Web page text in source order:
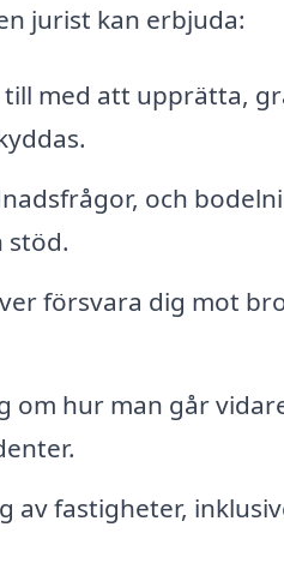
jurist kan erbjuda:
till med att upprätta,
och
stöd.
försvara dig mot
om hur man går
av fastigheter,